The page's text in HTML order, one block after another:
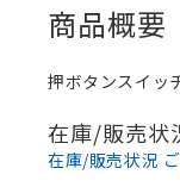
商品概要
押ボタンスイッ
在庫/販売状
在庫/販売状況